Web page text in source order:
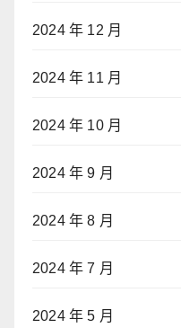
2024 年 12 月
2024 年 11 月
2024 年 10 月
2024 年 9 月
2024 年 8 月
2024 年 7 月
2024 年 5 月